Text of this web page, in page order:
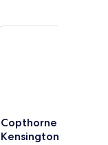
Gloucester London
Copthorne
Tara
Copthorne Tara
Kensington
Tara Hotel